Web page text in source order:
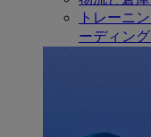
トレーニ
ーディン